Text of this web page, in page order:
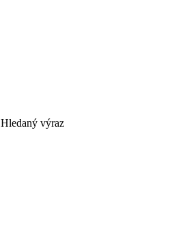
Hledaný výraz